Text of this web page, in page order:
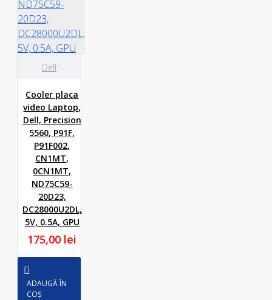
Dell
Cooler placa
video Laptop,
Dell, Precision
5560, P91F,
P91F002,
CN1MT,
0CN1MT,
ND75C59-
20D23,
DC28000U2DL,
5V, 0.5A, GPU
175,00 lei
ADAUGĂ ÎN
COȘ